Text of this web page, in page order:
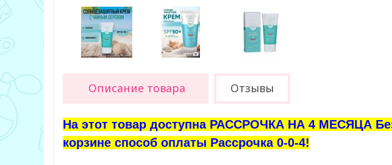
Описание товара Отзывы
На этот товар доступна РАССРОЧКА НА 4 МЕСЯЦА
корзине способ оплаты Рассрочка 0-0-4!